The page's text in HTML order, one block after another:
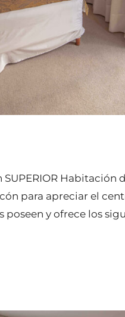
SUPERIOR
para apreciar el
poseen y ofrece los